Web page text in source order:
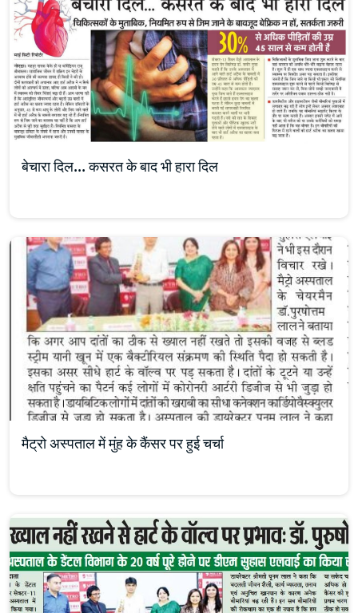
बेचारा दिल… कसरत के बाद भी हारा दिल
मैट्रो अस्पताल में मुंह के कैंसर पर हुई चर्चा